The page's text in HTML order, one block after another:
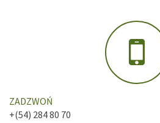
ZADZWOŃ
+(54) 284 80 70